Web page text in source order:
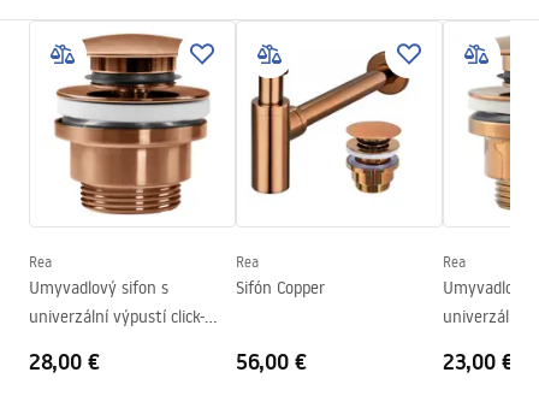
Farba
Imitácia kameňa
Dĺžka
400
Šírka
300mm
Výška
130
Hĺbka
Otvor pre batériu
Prepadový otvor
Nie
Návod na montáž
Basin.pdf
Záručné podmienky
Warranty_Terms_and_Conditions_Basins_-_5.pdf
Rea
Umyvadlový sifon s
univerzální výpustí click-
28,00 €
Rea
Sifón Copper
56,00 €
Rea
Umyvadlový
univerzální
23,00 €